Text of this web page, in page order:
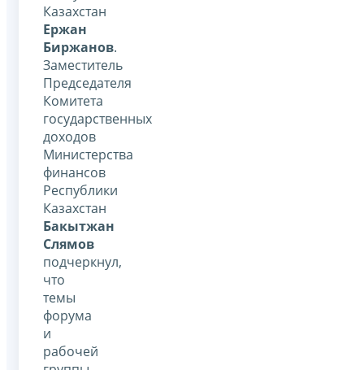
Казахстан
Ержан
Биржанов.
Заместитель
Председателя
Комитета
государственных
доходов
Министерства
финансов
Республики
Казахстан
Бакытжан
Слямов
подчеркнул,
что
темы
форума
и
рабочей